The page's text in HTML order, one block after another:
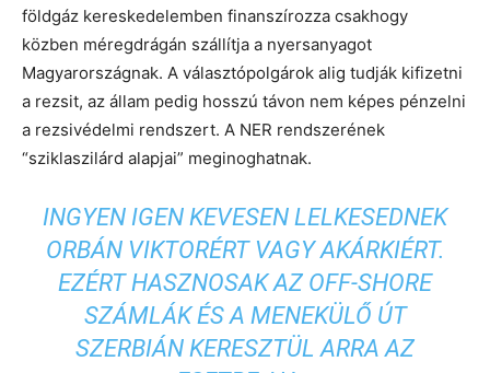
földgáz kereskedelemben finanszírozza csakhogy
közben méregdrágán szállítja a nyersanyagot
Magyarországnak. A választópolgárok alig tudják kifizetni
a rezsit, az állam pedig hosszú távon nem képes pénzelni
a rezsivédelmi rendszert. A NER rendszerének
“sziklaszilárd alapjai” meginoghatnak.
INGYEN IGEN KEVESEN LELKESEDNEK
ORBÁN VIKTORÉRT VAGY AKÁRKIÉRT.
EZÉRT HASZNOSAK AZ OFF-SHORE
SZÁMLÁK ÉS A MENEKÜLŐ ÚT
SZERBIÁN KERESZTÜL ARRA AZ